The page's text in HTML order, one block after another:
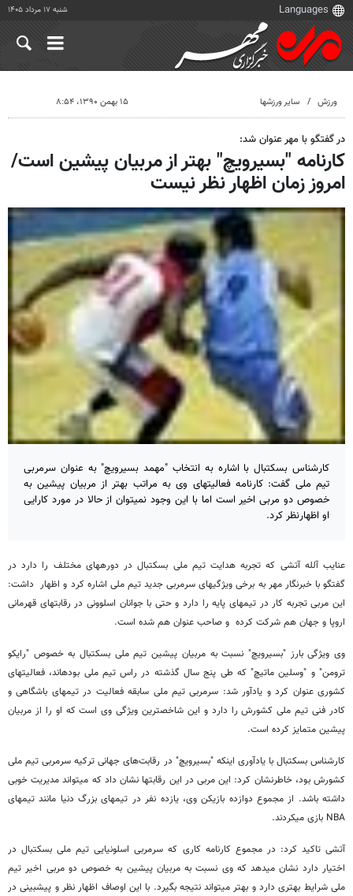
شنبه ۱۷ مرداد ۱۴۰۵
ورزش سایر ورزشها ۱۵ بهمن ۱۳۹۰، ۸:۵۴
در گفتگو با مهر عنوان شد:
کارنامه "بسیرویچ" بهتر از مربیان پیشین است/
امروز زمان اظهار نظر نیست
کارشناس بسکتبال با اشاره به انتخاب "مهمد بسیرویچ" به عنوان سرمربی
تیم ملی گفت: کارنامه فعالیت‎های وی به مراتب بهتر از مربیان پیشین به
خصوص دو مربی اخیر است اما با این وجود نمی‎توان از حالا در مورد کارایی
او اظهارنظر کرد.
عنایب آلله آتشی که تجربه هدایت تیم ملی بسکتبال در دوره‎های مختلف را دارد در
گفتگو با خبرنگار مهر به برخی ویژگی‎های سرمربی جدید تیم ملی اشاره کرد و اظهار داشت:
این مربی تجربه کار در تیم‏های پایه را دارد و حتی با جوانان اسلوونی در رقابت‏های قهرمانی
اروپا و جهان هم شرکت کرده و صاحب عنوان هم شده است.
وی ویژگی بارز "بسیرویچ" نسبت به مربیان پیشین تیم ملی بسکتبال به خصوص "رایکو
ترومن" و "وسلین ماتیچ" که طی پنج سال گذشته در راس تیم ملی بوده‎اند، فعالیت‎های
کشوری عنوان کرد و یادآور شد: سرمربی تیم ملی سابقه فعالیت در تیم‎های باشگاهی و
کادر فنی تیم ملی کشورش را دارد و این شاخص‎ترین ویژگی وی است که او را از مربیان
پیشین متمایز کرده است.
کارشناس بسکتبال با یادآوری اینکه "بسیرویچ" در رقابت‌های جهانی ترکیه سرمربی تیم ملی
کشورش بود، خاطرنشان کرد: این مربی در این رقابت‎ها نشان داد که می‎تواند مدیریت خوبی
داشته باشد. از مجموع دوازده بازیکن وی، یازده نفر در تیم‎های بزرگ دنیا مانند تیم‎های
NBA بازی می‎کردند.
آتشی تاکید کرد: در مجموع کارنامه کاری که سرمربی اسلونیایی تیم ملی بسکتبال در
اختیار دارد نشان می‎دهد که وی نسبت به مربیان پیشین به خصوص دو مربی اخیر تیم
ملی شرایط بهتری دارد و بهتر می‎تواند نتیجه بگیرد. با این اوصاف اظهار نظر و پیش‎بینی در